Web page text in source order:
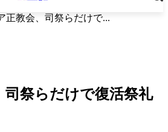
正教会、司祭らだけで...
司祭らだけで復活祭礼